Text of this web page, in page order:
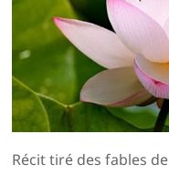
Récit tiré des fables